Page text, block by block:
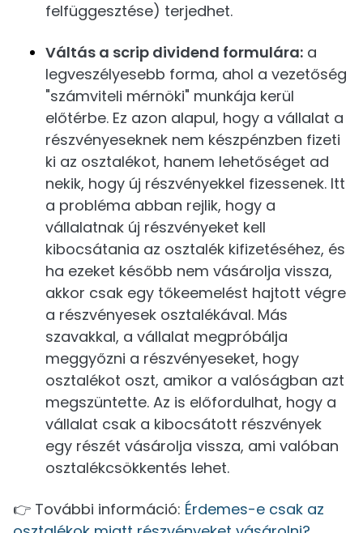
felfüggesztése) terjedhet.
Váltás a scrip dividend formulára: a
legveszélyesebb forma, ahol a vezetőség
"számviteli mérnöki" munkája kerül
előtérbe. Ez azon alapul, hogy a vállalat a
részvényeseknek nem készpénzben fizeti
ki az osztalékot, hanem lehetőséget ad
nekik, hogy új részvényekkel fizessenek. Itt
a probléma abban rejlik, hogy a
vállalatnak új részvényeket kell
kibocsátania az osztalék kifizetéséhez, és
ha ezeket később nem vásárolja vissza,
akkor csak egy tőkeemelést hajtott végre
a részvényesek osztalékával. Más
szavakkal, a vállalat megpróbálja
meggyőzni a részvényeseket, hogy
osztalékot oszt, amikor a valóságban azt
megszüntette. Az is előfordulhat, hogy a
vállalat csak a kibocsátott részvények
egy részét vásárolja vissza, ami valóban
osztalékcsökkentés lehet.
👉 További információ: Érdemes-e csak az